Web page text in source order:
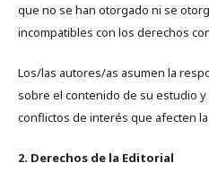
que no se han otorgado ni se
incompatibles con los derechos
Los/las autores/as asumen la
sobre el contenido de su estudio
conflictos de interés que afecten
2. Derechos de la Editorial